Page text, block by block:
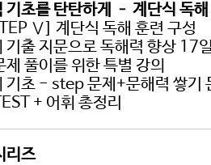
기초를 탄탄하게 – 계단식 독해
Ⅴ] 계단식 독해 훈련 구성
출 지문으로 독해력 향상 17
풀이를 위한 특별 강의
기초 - step 문제+문해력 쌓기
+ 어휘 총정리
리즈